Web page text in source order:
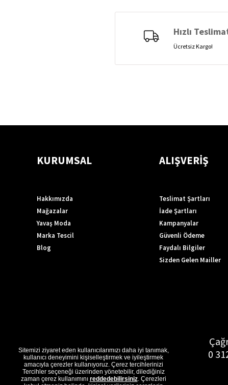
Hızlı
Ücretsiz Kargo!
KURUMSAL
Hakkımızda
Mağazalar
Yavaş Moda
Marka Tescil
Blog
ALIŞVERİŞ
Teslimat Şartları
İade Şartları
Kampanyalar
Güvenli Ödeme
Faydalı Bilgiler
Sizden Gelen Mailler
0
Sitemizi ziyaret eden kullanıcılarımızı daha iyi tanımak,
kullanıcı deneyimini kişiselleştirmek ve iyileştirmek
amacıyla çerezler kullanıyoruz. Çerez tercihlerinizi
Tercihler seçeneği üzerinden yönetebilir, dilediğiniz
zaman çerez kullanımını reddedebilirsiniz. Çerezleri